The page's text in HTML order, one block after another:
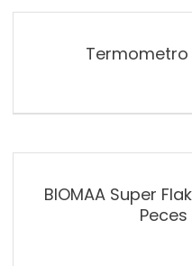
BIOMAA Super